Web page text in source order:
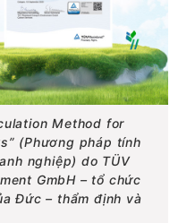
Method for
(Phương pháp tính
nghiệp) do TÜV
GmbH – tổ chức
Đức – thẩm định và